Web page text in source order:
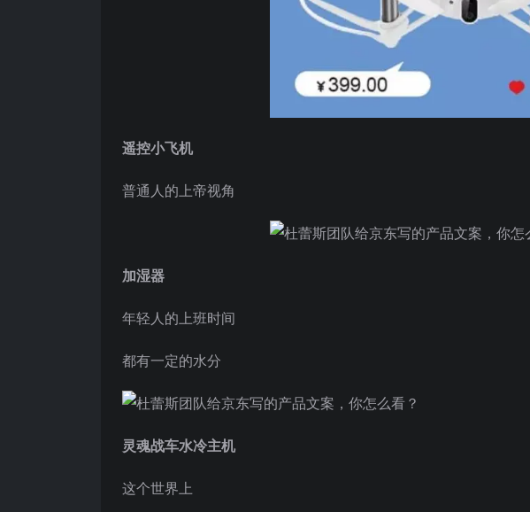
遥控小飞机
普通人的上帝视角
加湿器
年轻人的上班时间
都有一定的水分
灵魂战车水冷主机
这个世界上